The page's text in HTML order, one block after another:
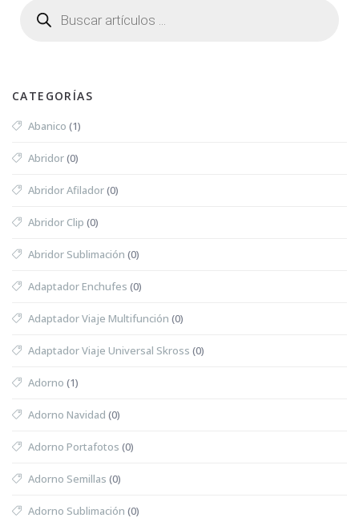
CATEGORÍAS
Abanico (1)
Abridor(0)
Abridor Afilador(0)
Abridor Clip (0)
Abridor Sublimación (0)
Adaptador Enchufes (0)
Adaptador Viaje Multifunción (0)
Adaptador Viaje Universal Skross (0)
Adorno (1)
Adorno Navidad (0)
Adorno Portafotos (0)
Adorno Semillas (0)
Adorno Sublimación (0)